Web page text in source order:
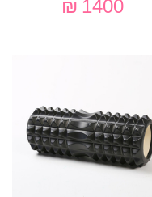
1400 ₪